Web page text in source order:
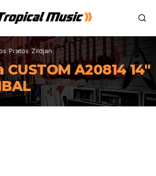
/Pratos/Zildjan
A20814 14"